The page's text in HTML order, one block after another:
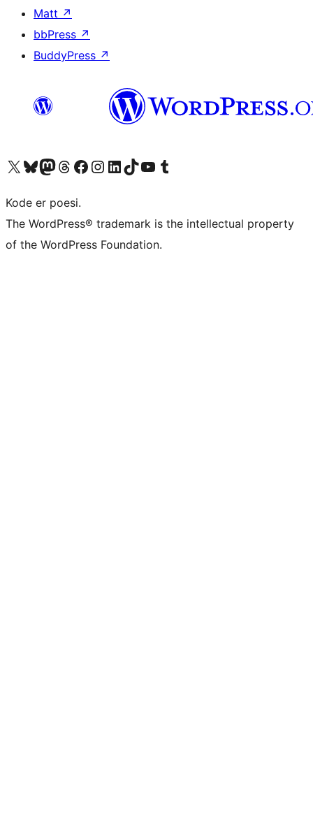
Matt ↗
bbPress ↗
BuddyPress ↗
Besøk vår konto på X Visit our Bluesky account
Besøk vår Mastodon-konto
Visit our Threads account
Besøk vår Facebook-sideBesøk vår Instagram-konto
Besøk vår LinkedIn-konto
Visit our TikTok account
Visit our YouTube channel
Visit our Tumblr account
Kode er poesi.
The WordPress® trademark is the intellectual property
of the WordPress Foundation.